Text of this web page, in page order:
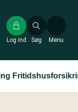
Søg
Log ind Menu